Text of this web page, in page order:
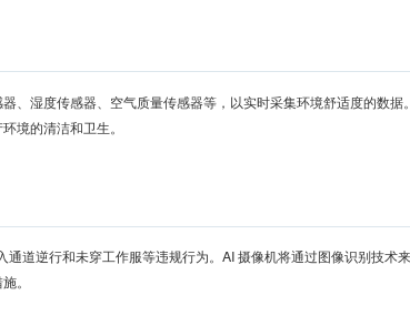
、湿度传感器、空气质量传感器等，以实时采集环境舒适度的数据
境的清洁和卫生。
道逆行和未穿工作服等违规行为。AI 摄像机将通过图像识别技术
。